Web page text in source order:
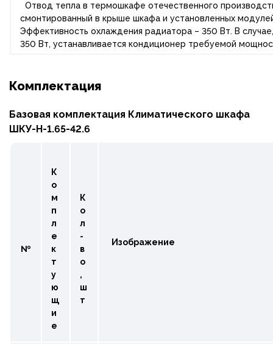
Отвод тепла в термошкафе отечественного
смонтированный в крыше шкафа и установленных
Эффективность охлаждения радиатора – 350 Вт. В
350 Вт, устанавливается кондиционер требуемой
Комплектация
Базовая комплектация Климатического шкафа
ШКУ-Н-1.65-42.6
№
К
о
м
п
л
е
к
т
у
ю
щ
и
е
К
о
л
-
в
о
,
ш
т
Изображение